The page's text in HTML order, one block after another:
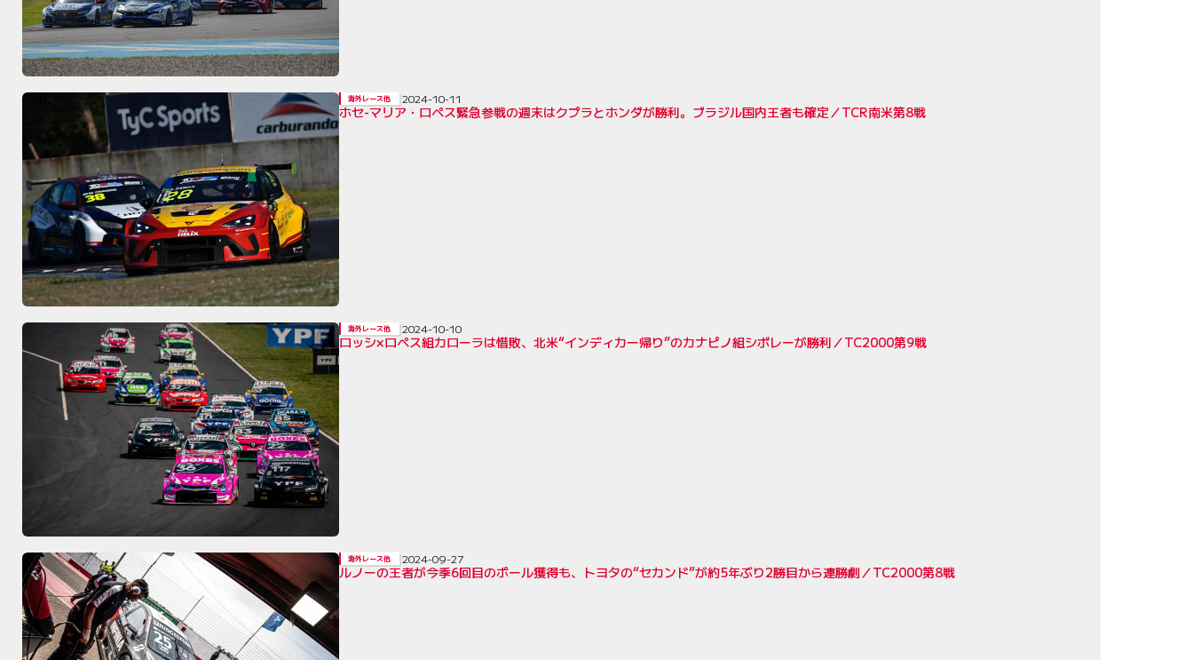
ホセ-マリア・ロペス緊急参戦の週末はクプラとホンダが勝利。ブラジル国内王者も確定／TCR南米第8戦
海外レース他 2024-10-11
ロッシ×ロペス組カローラは惜敗、北米“インディカー帰り”のカナピノ組シボレーが勝利／TC2000第9戦
海外レース他 2024-10-10
ルノーの王者が今季6回目のポール獲得も、トヨタの“セカンド”が約5年ぶり2勝目から連勝劇／TC2000第8戦
海外レース他 2024-09-27